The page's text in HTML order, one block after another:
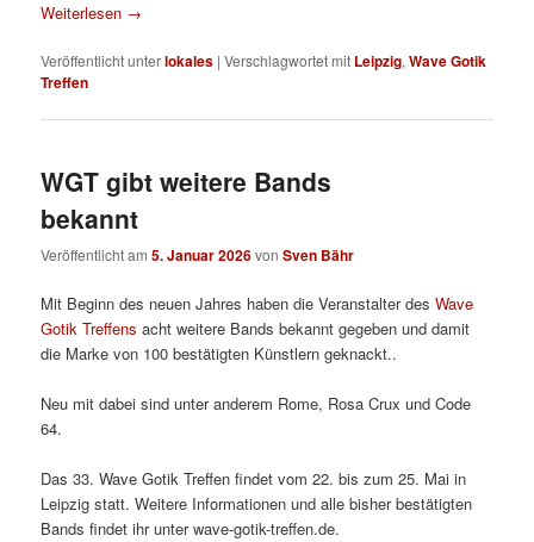
Weiterlesen →
Veröffentlicht unterlokales |Verschlagwortet mit Leipzig,Wave Gotik
Treffen
WGT gibt weitere Bands
bekannt
Veröffentlicht am5. Januar 2026vonSven Bähr
Mit Beginn des neuen Jahres haben die Veranstalter desWave
Gotik Treffens acht weitere Bands bekannt gegeben und damit
die Marke von 100 bestätigten Künstlern geknackt..
Neu mit dabei sind unter anderem Rome, Rosa Crux und Code
64.
Das 33. Wave Gotik Treffen findet vom 22. bis zum 25. Mai in
Leipzig statt. Weitere Informationen und alle bisher bestätigten
Bands findet ihr unter wave-gotik-treffen.de.